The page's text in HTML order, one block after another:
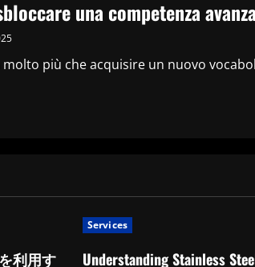
una competenza
più che acquisire un nuovo
利用す
Services
Understanding Stainless